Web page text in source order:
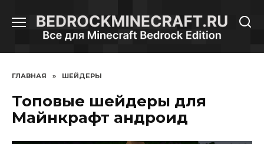
содержанию
ГЛАВНАЯ » ШЕЙДЕРЫ
Топовые шейдеры для
Майнкрафт андроид